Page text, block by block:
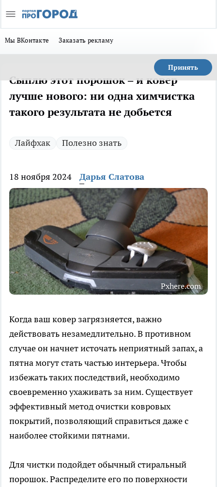
Мы ВКонтакте Заказать рекламу
Принять
Сыплю этот порошок – и ковер
лучше нового: ни одна химчистка
такого результата не добьется
Лайфхак Полезно знать
18 ноября 2024 Дарья Слатова
Pxhere.com
Когда ваш ковер загрязняется, важно
действовать незамедлительно. В противном
случае он начнет источать неприятный запах, а
пятна могут стать частью интерьера. Чтобы
избежать таких последствий, необходимо
своевременно ухаживать за ним. Существует
эффективный метод очистки ковровых
покрытий, позволяющий справиться даже с
наиболее стойкими пятнами.
Для чистки подойдет обычный стиральный
порошок. Распределите его по поверхности